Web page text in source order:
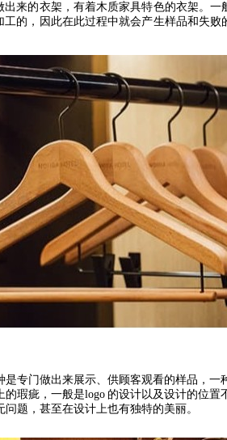
来的衣架，有着木质家具特色的衣架。
的，因此在此过程中就会产生样品和失败
是专门做出来展示、供顾客观看的样品，
的瑕疵，一般是logo 的设计以及设计的位置
问题，甚至在设计上也有独特的美丽。